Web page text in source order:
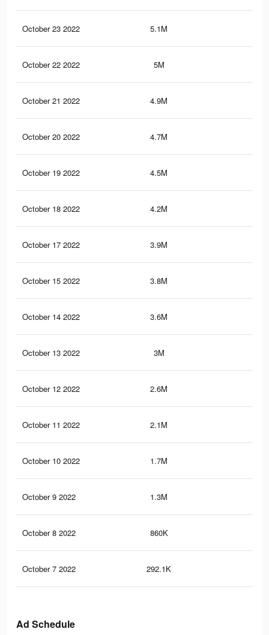
October 23 2022 5.1M
October 22 2022 5M
October 21 2022 4.9M
October 20 2022 4.7M
October 19 2022 4.5M
October 18 2022 4.2M
October 17 2022 3.9M
October 15 2022 3.8M
October 14 2022 3.6M
October 13 2022 3M
October 12 2022 2.6M
October 11 2022 2.1M
October 10 2022 1.7M
October 9 2022 1.3M
October 8 2022 860K
October 7 2022 292.1K
Ad Schedule